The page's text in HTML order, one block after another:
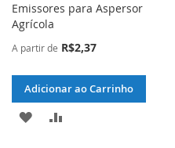
Emissores para Aspersor
Agrícola
A partir de R$2,37
Adicionar ao Carrinho
ADICIONAR